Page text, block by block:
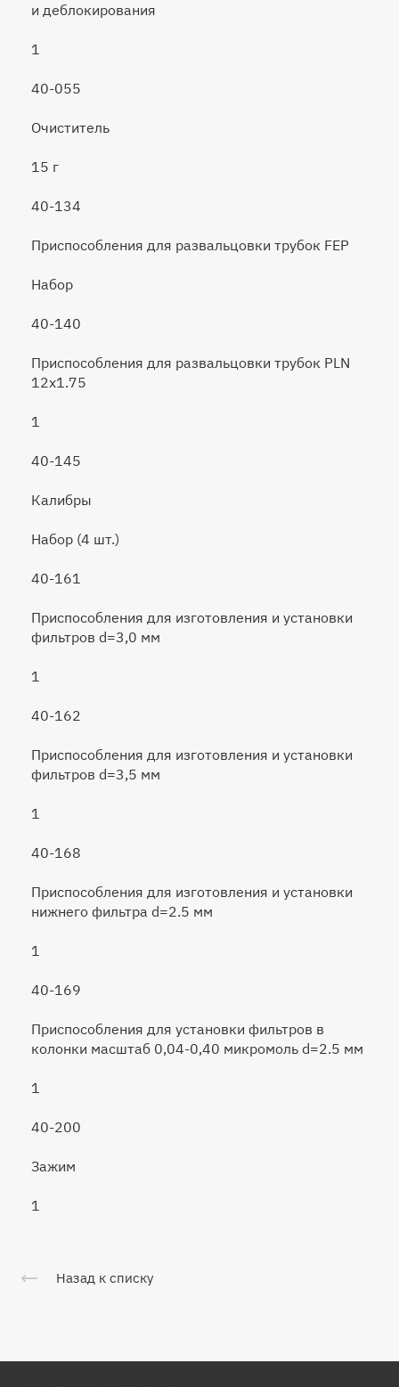
и деблокирования
1
40-055
Очиститель
15 г
40-134
Приспособления для развальцовки трубок FEP
Набор
40-140
Приспособления для развальцовки трубок PLN
12x1.75
1
40-145
Калибры
Набор (4 шт.)
40-161
Приспособления для изготовления и установки
фильтров d=3,0 мм
1
40-162
Приспособления для изготовления и установки
фильтров d=3,5 мм
1
40-168
Приспособления для изготовления и установки
нижнего фильтра d=2.5 мм
1
40-169
Приспособления для установки фильтров в
колонки масштаб 0,04-0,40 микромоль d=2.5 мм
1
40-200
Зажим
1
Назад к списку